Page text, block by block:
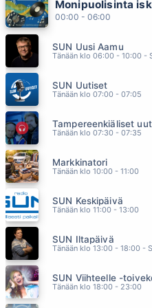
ANGELICA
KOHTA JO KOTONA
MISS YOU LIKE CRAZY
VIINII
YOU RE A WOMAN
00:00 - 06:00
SUN Uusi Aamu
SUN Uutiset
Tänään klo 07:00 - 07:05
Tänään klo 07:30 - 07:35
Markkinatori
Tänään klo 10:00 - 11:00
SUN Keskipäivä
Tänään klo 11:00 - 13:00
SUN Iltapäivä
Tänään klo 18:00 - 23:00